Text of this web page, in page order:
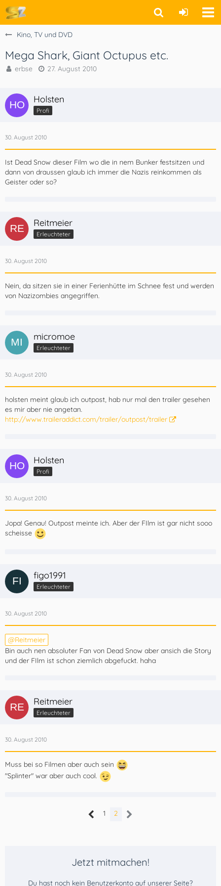
Kino, TV und DVD
Mega Shark, Giant Octupus etc.
erbse 27. August 2010
Holsten
Profi
30. August 2010
Ist Dead Snow dieser Film wo die in nem Bunker festsitzen und
dann von draussen glaub ich immer die Nazis reinkommen als
Geister oder so?
Reitmeier
Erleuchteter
30. August 2010
Nein, da sitzen sie in einer Ferienhütte im Schnee fest und werden
von Nazizombies angegriffen.
micromoe
Erleuchteter
30. August 2010
holsten meint glaub ich outpost, hab nur mal den trailer gesehen
es mir aber nie angetan.
http://www.traileraddict.com/trailer/outpost/trailer
Holsten
Profi
30. August 2010
Jopa! Genau! Outpost meinte ich. Aber der FIlm ist gar nicht sooo
scheisse
figo1991
Erleuchteter
30. August 2010
Reitmeier
Bin auch nen absoluter Fan von Dead Snow aber ansich die Story
und der FIlm ist schon ziemlich abgefuckt. haha
Reitmeier
Erleuchteter
30. August 2010
Muss bei so Filmen aber auch sein
"Splinter" war aber auch cool.
1 2
Jetzt mitmachen!
Du hast noch kein Benutzerkonto auf unserer Seite?